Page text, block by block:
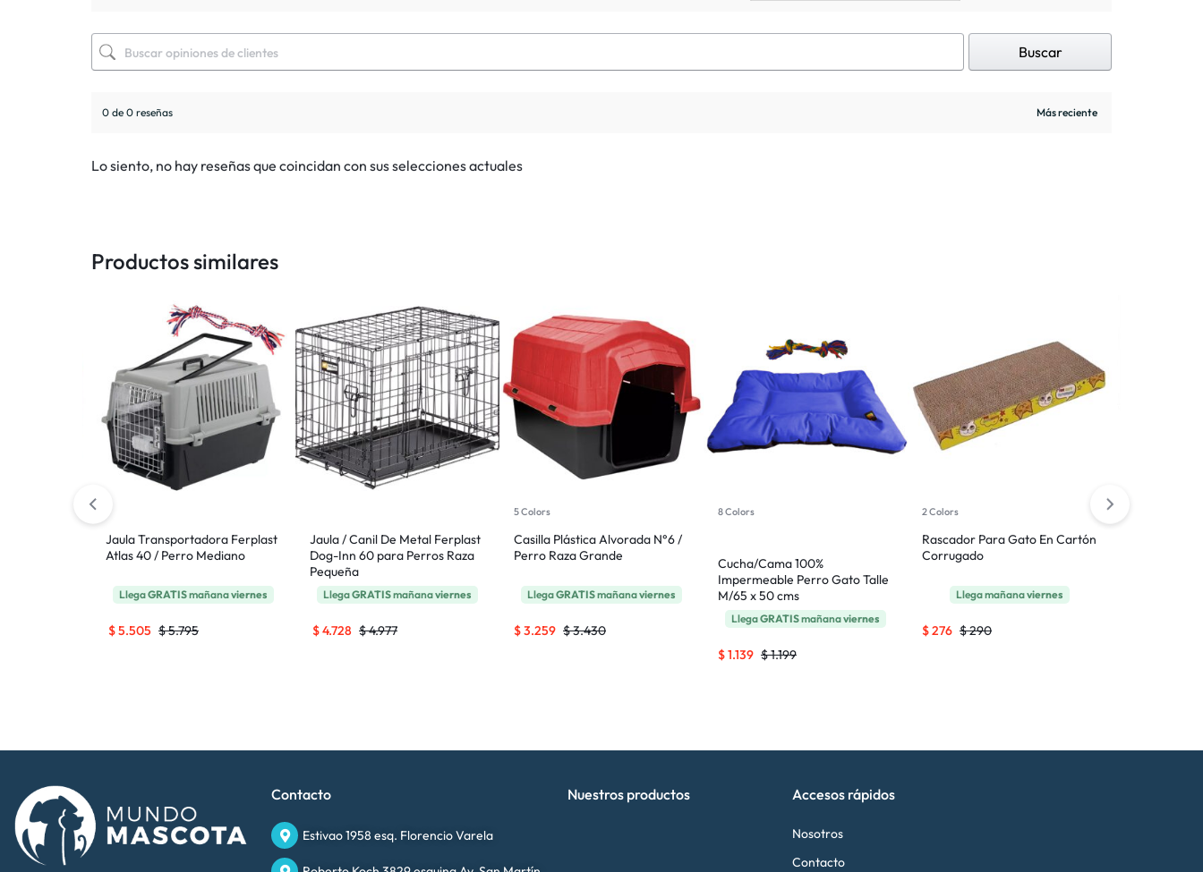
Buscar
0 de 0 reseñas
Lo siento, no hay reseñas que coincidan con sus selecciones actuales
Productos similares
Jaula Transportadora Ferplast
Atlas 40 / Perro Mediano
LlegaGRATISmañanaviernes
$5.795
$5.505
Jaula / Canil De Metal Ferplast
Dog-Inn 60 para Perros Raza
Pequeña
LlegaGRATISmañanaviernes
$4.977
$4.728
5 Colors
Casilla Plástica Alvorada N°6 /
Perro Raza Grande
LlegaGRATISmañanaviernes
$3.430
$3.259
8 Colors
Cucha/Cama 100%
Impermeable Perro Gato Talle
M/65 x 50 cms
LlegaGRATISmañanaviernes
$1.199
$1.139
2 Colors
Rascador Para Gato En Cartón
Corrugado
Llega mañanaviernes
$290
$276
Contacto
Estivao 1958 esq. Florencio Varela
Nuestros productos Accesos rápidos
Nosotros
Contacto